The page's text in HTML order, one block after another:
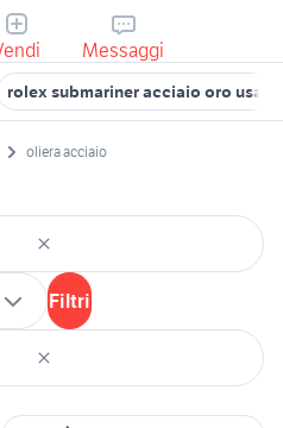
Messaggi
rolex submariner acciaio oro usato
oliera acciaio
Filtri